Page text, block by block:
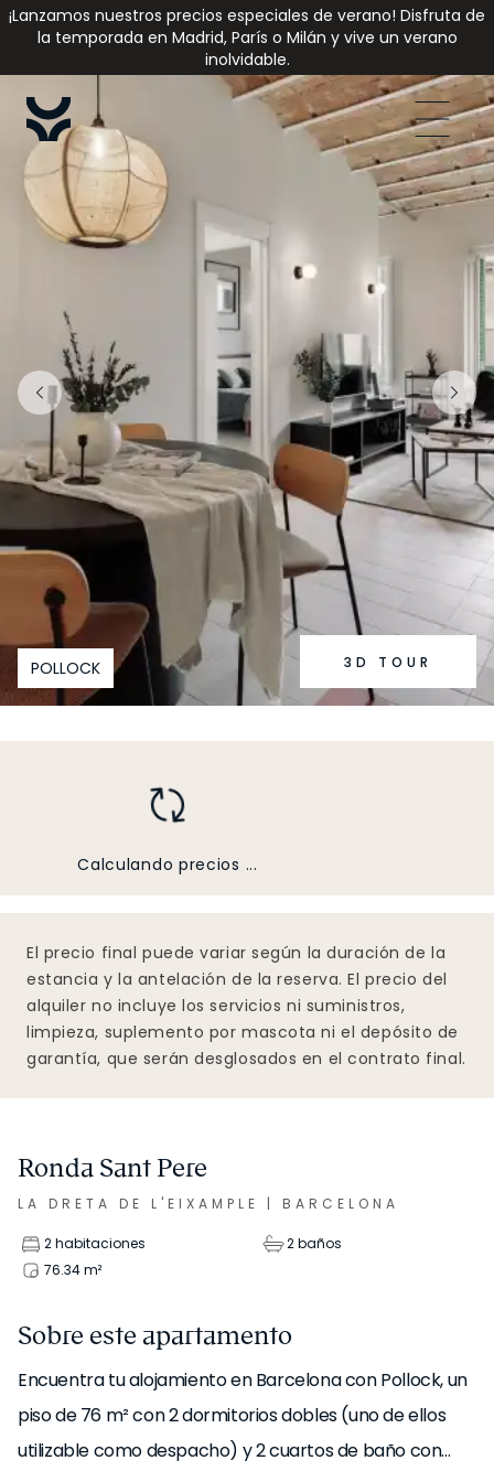
¡Lanzamos nuestros precios especiales de verano! Disfruta de
la temporada en Madrid, París o Milán y vive un verano
inolvidable.
POLLOCK 3D TOUR
Ronda Sant Pere
LA DRETA DE L'EIXAMPLE | BARCELONA
2 habitaciones
2 baños
76.34m²
Sobre este apartamento
Encuentra tu alojamiento en Barcelona con Pollock, un
piso de 76 m² con 2 dormitorios dobles (uno de ellos
utilizable como despacho) y 2 cuartos de baño con
Calculando precios ...
El precio final puede variar según la duración de la
estancia y la antelación de la reserva. El precio del
alquiler no incluye los servicios ni suministros,
limpieza, suplemento por mascota ni el depósito de
garantía, que serán desglosados en el contrato final.